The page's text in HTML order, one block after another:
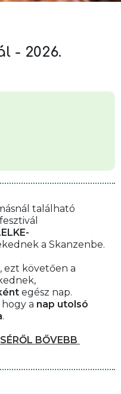
- 2026.
található
a Skanzenbe.
, ezt követően a
egész nap.
a nap utolsó
.
BŐVEBB